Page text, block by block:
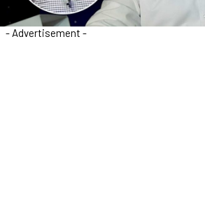
- Advertisement -